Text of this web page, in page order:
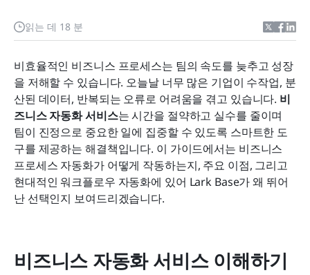
읽는 데 18 분
비효율적인 비즈니스 프로세스는 팀의 속도를 늦추고 성장
을 저해할 수 있습니다. 오늘날 너무 많은 기업이 수작업, 분
산된 데이터, 반복되는 오류로 어려움을 겪고 있습니다. 비
즈니스 자동화 서비스는 시간을 절약하고 실수를 줄이며
팀이 진정으로 중요한 일에 집중할 수 있도록 스마트한 도
구를 제공하는 해결책입니다. 이 가이드에서는 비즈니스
프로세스 자동화가 어떻게 작동하는지, 주요 이점, 그리고
현대적인 워크플로우 자동화에 있어 Lark Base가 왜 뛰어
난 선택인지 보여드리겠습니다.
비즈니스 자동화 서비스 이해하기
비즈니스 자동화의 이점과 최적 활용 사례
비즈니스 자동화 서비스에서 Lark가 돋보이는 이유
Lark Base와 함께 비즈니스 자동화 여정을 간소화하
기
비즈니스 자동화 도입 시 흔히 겪는 문제 해결
비즈니스 자동화 서비스를 구현하기 위한 실질적인
단계
비즈니스 자동화 서비스의 미래를 형성하는 트렌드
결론